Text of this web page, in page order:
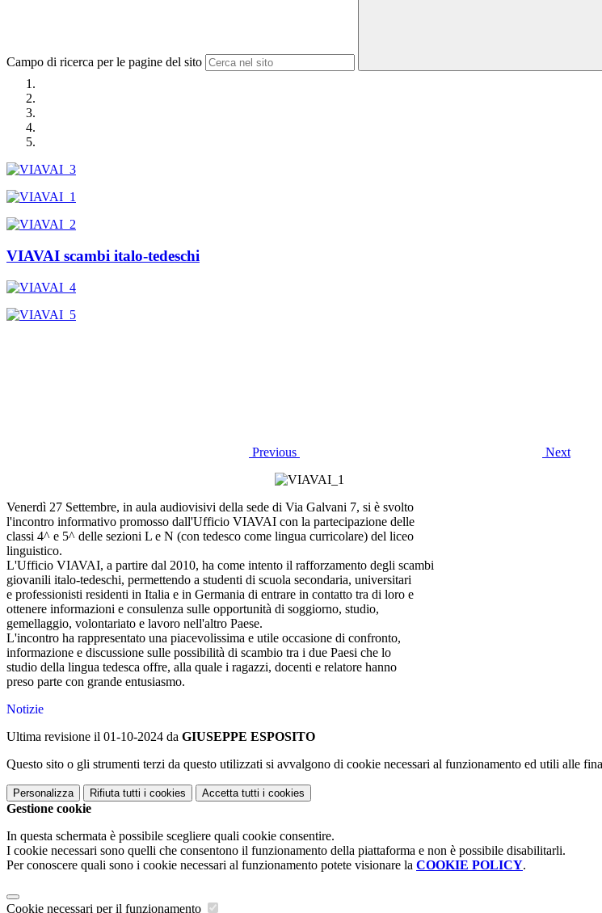
Campo di ricerca per le pagine del sito
VIAVAI scambi italo-tedeschi
Previous Next
Venerdì 27 Settembre, in aula audiovisivi della sede di Via Galvani 7, si è svolto
l'incontro informativo promosso dall'Ufficio VIAVAI con la partecipazione delle
classi 4^ e 5^ delle sezioni L e N (con tedesco come lingua curricolare) del liceo
linguistico.
L'Ufficio VIAVAI, a partire dal 2010, ha come intento il rafforzamento degli scambi
giovanili italo-tedeschi, permettendo a studenti di scuola secondaria, universitari
e professionisti residenti in Italia e in Germania di entrare in contatto tra di loro e
ottenere informazioni e consulenza sulle opportunità di soggiorno, studio,
gemellaggio, volontariato e lavoro nell'altro Paese.
L'incontro ha rappresentato una piacevolissima e utile occasione di confronto,
informazione e discussione sulle possibilità di scambio tra i due Paesi che lo
studio della lingua tedesca offre, alla quale i ragazzi, docenti e relatore hanno
preso parte con grande entusiasmo.
Notizie
Ultima revisione il 01-10-2024 da GIUSEPPE ESPOSITO
Questo sito o gli strumenti terzi da questo utilizzati si avvalgono di cookie necessari al funzionamento ed utili alle
Personalizza Rifiuta tutti i cookies Accetta tutti i cookies
Gestione cookie
In questa schermata è possibile scegliere quali cookie consentire.
I cookie necessari sono quelli che consentono il funzionamento della piattaforma e non è possibile disabilitarli.
Per conoscere quali sono i cookie necessari al funzionamento potete visionare la COOKIE POLICY.
Cookie necessari per il funzionamento